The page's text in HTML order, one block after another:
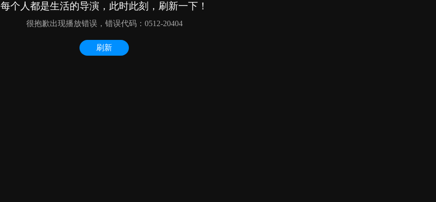
每个人都是生活的导演，此时此刻，刷新一下！
很抱歉出现播放错误，错误代码：0512-20404
刷新